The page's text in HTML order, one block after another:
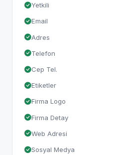
Yetkili
Email
Adres
Telefon
Cep Tel.
Etiketler
Firma Logo
Firma Detay
Web Adresi
Sosyal Medya